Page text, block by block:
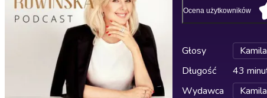
Ocena użytkowników
Głosy
Długość
43
Wydawca